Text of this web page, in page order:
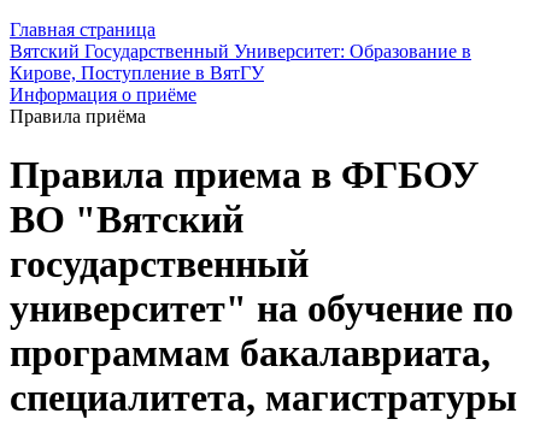
Главная страница
Вятский Государственный Университет: Образование в
Кирове, Поступление в ВятГУ
Информация о приёме
Правила приёма
Правила приема в ФГБОУ
ВО "Вятский
государственный
университет" на обучение по
программам бакалавриата,
специалитета, магистратуры